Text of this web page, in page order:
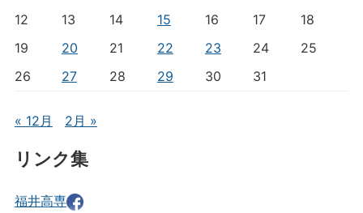
12
13 14 15 16 17
18
19
20 21 22 23 24
25
26
27 28 29 30 31
« 12月 2月 »
リンク集
福井高専